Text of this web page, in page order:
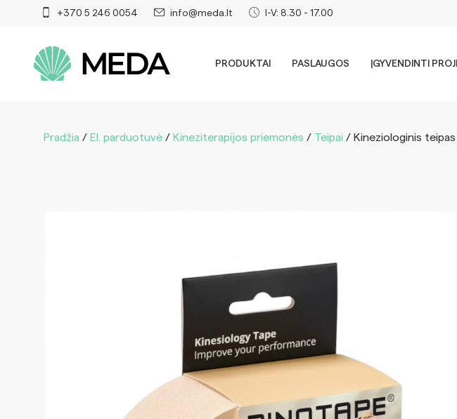
+370 5 246 0054 info@meda.lt I-V: 8.30 - 17.00
PRODUKTAI PASLAUGOS ĮGYVENDINTI
Pradžia / El. parduotuvė / Kineziterapijos priemonės / Teipai / Kineziologinis teipas